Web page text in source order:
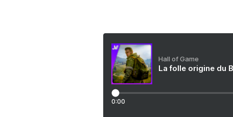
Hall of Game
La folle origine du
0:00